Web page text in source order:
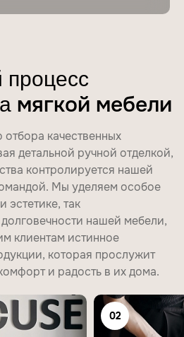
мягкой мебели
качественных
детальной ручной отделкой,
контролируется нашей
Мы уделяем особое
эстетике, так
нашей мебели,
клиентам истинное
которая прослужит
и радость в их дома.
02